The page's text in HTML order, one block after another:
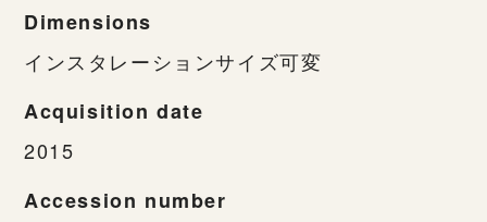
Dimensions
インスタレーションサイズ可変
Acquisition date
2015
Accession number